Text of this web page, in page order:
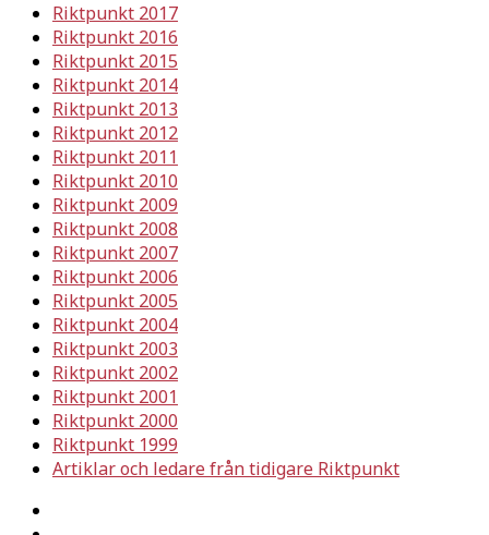
Riktpunkt 2017
Riktpunkt 2016
Riktpunkt 2015
Riktpunkt 2014
Riktpunkt 2013
Riktpunkt 2012
Riktpunkt 2011
Riktpunkt 2010
Riktpunkt 2009
Riktpunkt 2008
Riktpunkt 2007
Riktpunkt 2006
Riktpunkt 2005
Riktpunkt 2004
Riktpunkt 2003
Riktpunkt 2002
Riktpunkt 2001
Riktpunkt 2000
Riktpunkt 1999
Artiklar och ledare från tidigare Riktpunkt